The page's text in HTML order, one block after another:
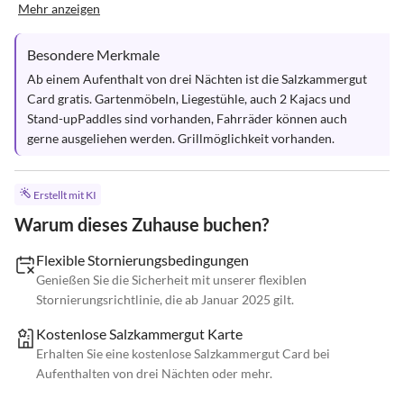
Mehr anzeigen
Besondere Merkmale
Ab einem Aufenthalt von drei Nächten ist die Salzkammergut
Card gratis. Gartenmöbeln, Liegestühle, auch 2 Kajacs und
Stand-upPaddles sind vorhanden, Fahrräder können auch
gerne ausgeliehen werden. Grillmöglichkeit vorhanden.
Erstellt mit KI
Warum dieses Zuhause buchen?
Flexible Stornierungsbedingungen
Genießen Sie die Sicherheit mit unserer flexiblen
Stornierungsrichtlinie, die ab Januar 2025 gilt.
Kostenlose Salzkammergut Karte
Erhalten Sie eine kostenlose Salzkammergut Card bei
Aufenthalten von drei Nächten oder mehr.